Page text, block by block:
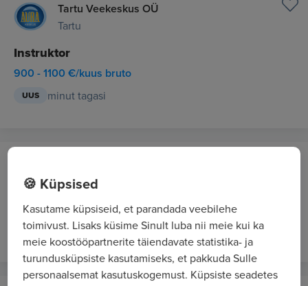
Tartu Veekeskus OÜ
Tartu
Instruktor
900 - 1100 €/kuus bruto
UUS minut tagasi
Viljandimaa
Vastuvõtujuht
UUS 42 min. tagasi
🍪 Küpsised
Kasutame küpsiseid, et parandada veebilehe
toimivust. Lisaks küsime Sinult luba nii meie kui ka
meie koostööpartnerite täiendavate statistika- ja
turundusküpsiste kasutamiseks, et pakkuda Sulle
personaalsemat kasutuskogemust. Küpsiste seadetes